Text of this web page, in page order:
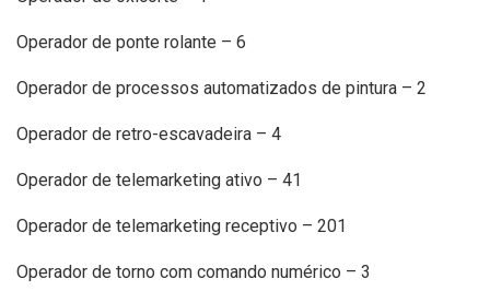
Operador de ponte rolante – 6
Operador de processos automatizados de pintura – 2
Operador de retro-escavadeira – 4
Operador de telemarketing ativo – 41
Operador de telemarketing receptivo – 201
Operador de torno com comando numérico – 3